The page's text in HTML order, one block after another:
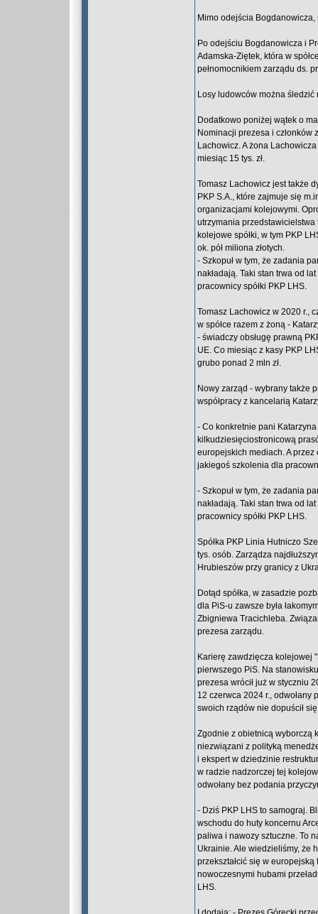
Mimo odejścia
Po odejściu Bogdanowicza i
Adamska-Ziętek, która w
pełnomocnikiem zarządu ds.
Losy ludowców można
Dodatkowo poniżej wątek o
Nominacji prezesa i członków
Lachowicz. A żona
miesiąc 15 tys. zł.
Tomasz Lachowicz jest także
PKP S.A., które zajmuje się
organizacjami kolejowymi.
utrzymania przedstawicielstwa
kolejowe spółki, w tym PKP
ok. pół miliona złotych.
- Szkopuł w tym, że zadania
nakładają. Taki stan trwa od
pracownicy spółki PKP LHS.
Tomasz Lachowicz w 2020 r.,
w spółce razem z żoną -
- świadczy obsługę prawną
UE. Co miesiąc z kasy PKP
grubo ponad 2 mln zł.
Nowy zarząd - wybrany także
współpracy z kancelarią
- Co konkretnie pani
kilkudziesięciostronicową
europejskich mediach. A
jakiegoś szkolenia dla
- Szkopuł w tym, że zadania
nakładają. Taki stan trwa od
pracownicy spółki PKP LHS.
Spółka PKP Linia Hutniczo
tys. osób. Zarządza
Hrubieszów przy granicy z
Dotąd spółka, w zasadzie
dla PiS-u zawsze była
Zbigniewa Tracichleba.
prezesa zarządu.
Karierę zawdzięcza kolejowej
pierwszego PiS. Na
prezesa wrócił już w styczniu
12 czerwca 2024 r., odwołany
swoich rządów nie dopuścił
Zgodnie z obietnicą wyborczą
niezwiązani z polityką
i ekspert w dziedzinie
w radzie nadzorczej tej
odwołany bez podania
- Dziś PKP LHS to samograj.
wschodu do huty koncernu
paliwa i nawozy sztuczne. To
Ukrainie. Ale wiedzieliśmy, że
przekształcić się w
nowoczesnymi hubami
LHS.